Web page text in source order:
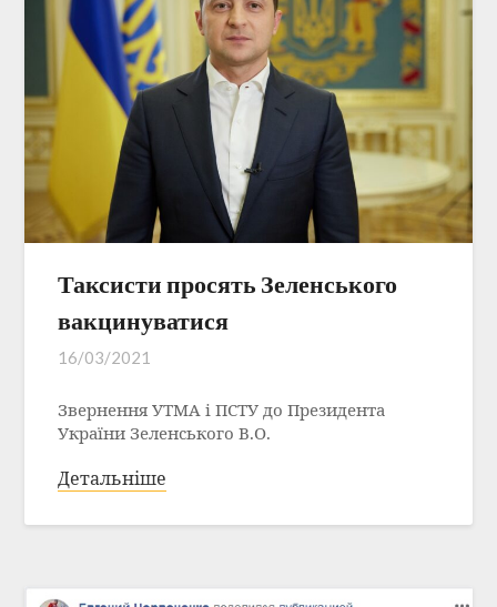
Таксисти просять Зеленського
вакцинуватися
16/03/2021
Звернення УТМА і ПСТУ до Президента
України Зеленського В.О.
Детальніше